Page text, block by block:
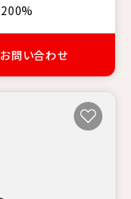
200%
お問い合わせ